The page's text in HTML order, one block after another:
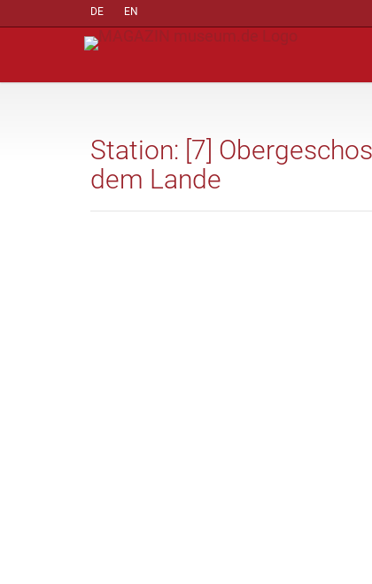
DE EN
Station: [7]
dem Lande